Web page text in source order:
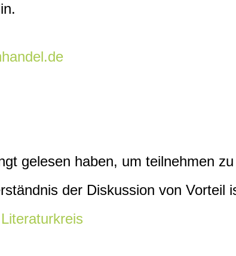
gelesen haben, um teilnehmen zu
der Diskussion von Vorteil
Literaturkreis